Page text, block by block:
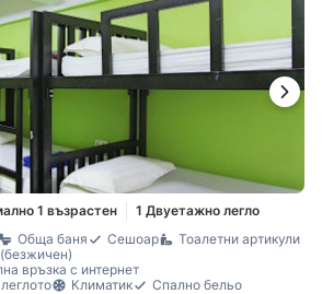
1 възрастен
1 Двуетажно легло
Обща баня Сешоар
Тоалетни артикули
връзка с интернет
Климатик Спално бельо